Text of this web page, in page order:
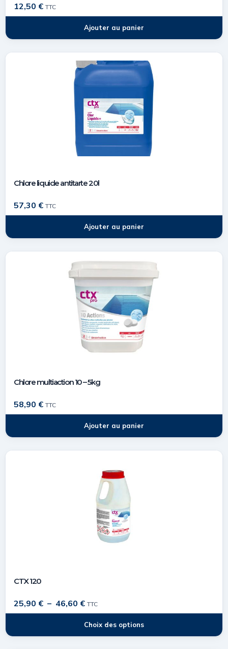
12,50 € TTC
Ajouter au panier
Chlore liquide antitarte 20l
57,30 € TTC
Ajouter au panier
Chlore multiaction 10 – 5kg
58,90 € TTC
Ajouter au panier
CTX 120
25,90 € – 46,60 € TTC
Choix des options